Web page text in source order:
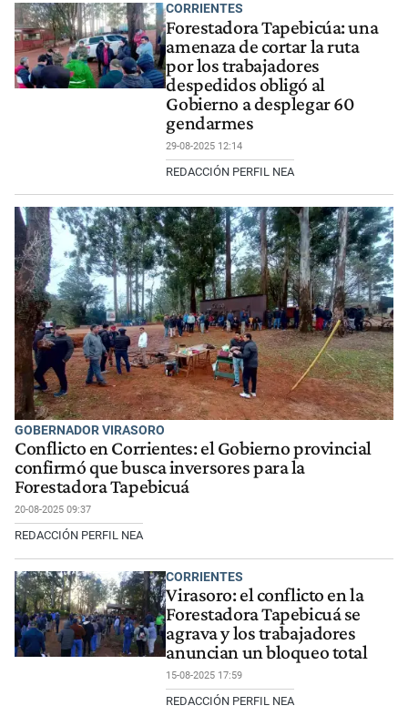
CORRIENTES
Forestadora Tapebicúa: una
amenaza de cortar la ruta
por los trabajadores
despedidos obligó al
Gobierno a desplegar 60
gendarmes
29-08-2025 12:14
REDACCIÓN PERFIL NEA
GOBERNADOR VIRASORO
Conflicto en Corrientes: el Gobierno provincial
confirmó que busca inversores para la
Forestadora Tapebicuá
20-08-2025 09:37
REDACCIÓN PERFIL NEA
CORRIENTES
Virasoro: el conflicto en la
Forestadora Tapebicuá se
agrava y los trabajadores
anuncian un bloqueo total
15-08-2025 17:59
REDACCIÓN PERFIL NEA